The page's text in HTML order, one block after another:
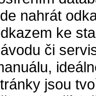
nahrát
ke
či
jsou